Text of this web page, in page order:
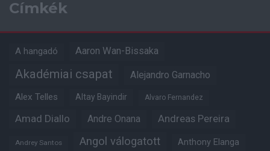
Címkék
A hangadó Aaron Wan-Bissaka
Akadémiai csapat Alejandro Garnacho
Alex Telles Altay Bayindir Alvaro Fernandez
Amad Diallo Andre Onana Andreas Pereira
Andrey Santos Angol válogatott Anthony Elanga